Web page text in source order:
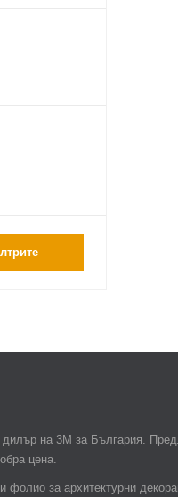
на 3М за България.
цена.
фолио за архитектурни